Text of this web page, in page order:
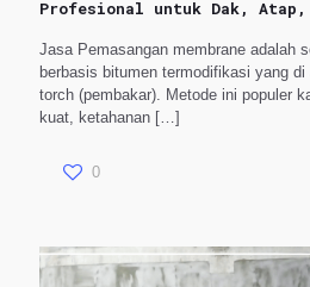
Profesional untuk Dak, Atap,
Jasa Pemasangan membrane adalah
berbasis bitumen termodifikasi yang
torch (pembakar). Metode ini populer
kuat, ketahanan […]
0